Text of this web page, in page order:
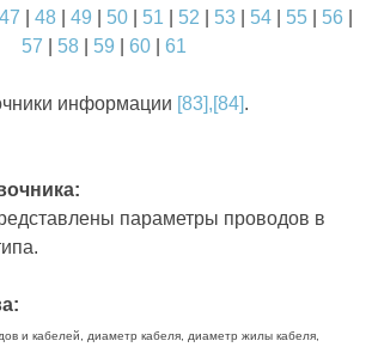
47 48 49 50 51 52 53 54 55 56
57
58 59 60 61
информации [83],[84].
параметры проводов в
и кабелей, диаметр кабеля, диаметр жилы кабеля,